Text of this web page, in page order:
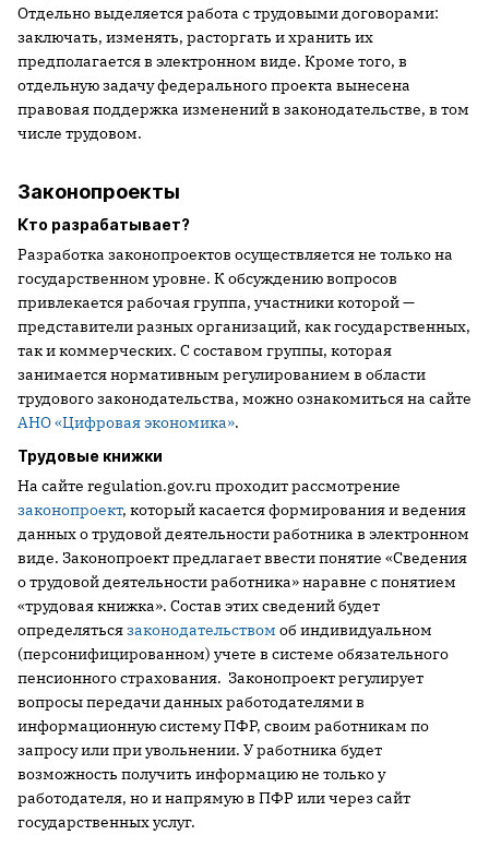
Отдельно выделяется работа с трудовыми договорами:
заключать, изменять, расторгать и хранить их
предполагается в электронном виде. Кроме того, в
отдельную задачу федерального проекта вынесена
правовая поддержка изменений в законодательстве, в том
числе трудовом.
Законопроекты
Кто разрабатывает?
Разработка законопроектов осуществляется не только на
государственном уровне. К обсуждению вопросов
привлекается рабочая группа, участники которой —
представители разных организаций, как государственных,
так и коммерческих. С составом группы, которая
занимается нормативным регулированием в области
трудового законодательства, можно ознакомиться на сайте
АНО «Цифровая экономика».
Трудовые книжки
На сайте regulation.gov.ru проходит рассмотрение
законопроект, который касается формирования и ведения
данных о трудовой деятельности работника в электронном
виде. Законопроект предлагает ввести понятие «Сведения
о трудовой деятельности работника» наравне с понятием
«трудовая книжка». Состав этих сведений будет
определятьсязаконодательством об индивидуальном
(персонифицированном) учете в системе обязательного
пенсионного страхования. Законопроект регулирует
вопросы передачи данных работодателями в
информационную систему ПФР, своим работникам по
запросу или при увольнении. У работника будет
возможность получить информацию не только у
работодателя, но и напрямую в ПФР или через сайт
государственных услуг.